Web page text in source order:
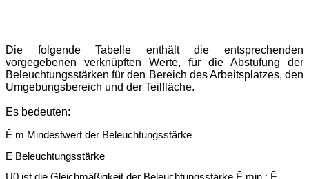
Die folgende Tabelle enthält die entsprechenden
vorgegebenen verknüpften Werte, für die Abstufung der
Beleuchtungsstärken für den Bereich des Arbeitsplatzes, den
Umgebungsbereich und der Teilfläche.
Es bedeuten:
Ē m Mindestwert der Beleuchtungsstärke
Ē Beleuchtungsstärke